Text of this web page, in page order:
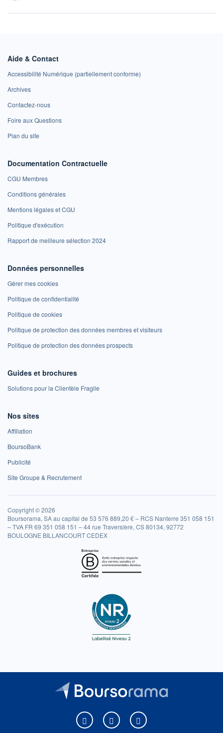
Aide & Contact
Accessibilité Numérique (partiellement conforme)
Archives
Contactez-nous
Foire aux Questions
Plan du site
Documentation Contractuelle
CGU Membres
Conditions générales
Mentions légales et CGU
Politique d'exécution
Rapport de meilleure sélection 2024
Données personnelles
Gérer mes cookies
Politique de confidentialité
Politique de cookies
Politique de protection des données membres et visiteurs
Politique de protection des données prospects
Guides et brochures
Solutions pour la Clientèle Fragile
Nos sites
Affiliation
BoursoBank
Publicité
Site Groupe & Recrutement
Copyright © 2026
Boursorama, SA au capital de 53 576 889,20 € – RCS Nanterre 351 058 151
– TVA FR 69 351 058 151 – 44 rue Traversière, CS 80134, 92772
BOULOGNE BILLANCOURT CEDEX
Boursorama sur Facebook
Boursorama sur XBoursorama sur